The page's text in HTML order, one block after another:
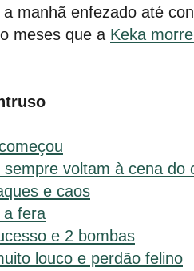
manhã enfezado até
meses que a Keka
sempre voltam à cena do
e caos
a fera
e 2 bombas
louco e perdão felino